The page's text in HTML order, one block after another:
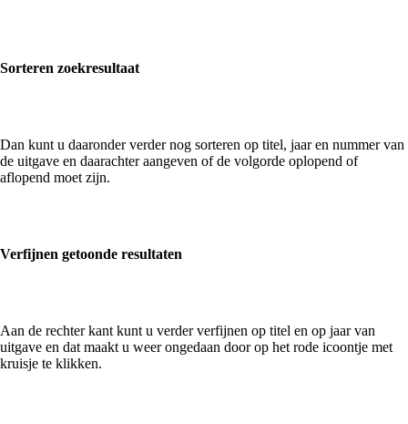
Sorteren zoekresultaat
Dan kunt u daaronder verder nog sorteren op titel, jaar en nummer van
de uitgave en daarachter aangeven of de volgorde oplopend of
aflopend moet zijn.
Verfijnen getoonde resultaten
Aan de rechter kant kunt u verder verfijnen op titel en op jaar van
uitgave en dat maakt u weer ongedaan door op het rode icoontje met
kruisje te klikken.